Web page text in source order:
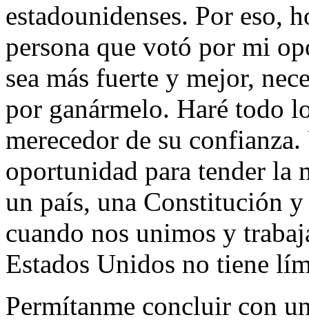
estadounidenses. Por eso,
persona que votó por mi
sea más fuerte y mejor,
por ganármelo. Haré todo
merecedor de su
oportunidad para tender la
un país, una Constitución
cuando nos unimos y
Estados Unidos no tiene
Permítanme concluir con